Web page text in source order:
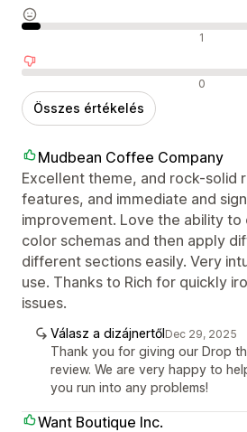
Semleges értékelések 1
Negatív értékelések 0
Összes értékelés
Mudbean Coffee Company
Excellent theme, and rock-solid
features, and immediate and
improvement. Love the ability to
color schemas and then apply
different sections easily. Very
use. Thanks to Rich for quickly
issues.
Válasz a dizájnertőlDec 29, 2025
Thank you for giving our Drop
review. We are very happy to
you run into any problems!
Want Boutique Inc.